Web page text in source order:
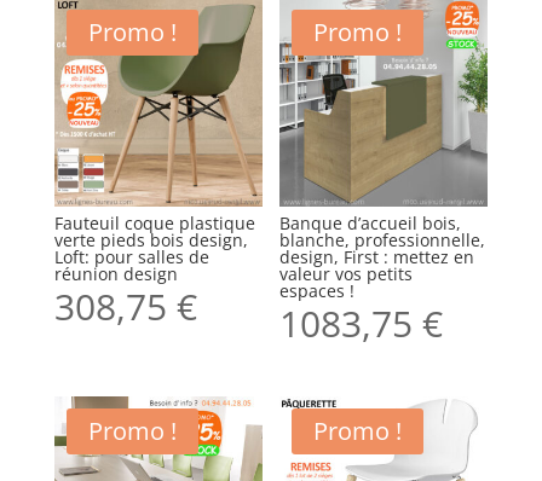
Promo !
Fauteuil coque plastique
verte pieds bois design,
Loft: pour salles de
réunion design
308,75 €
Promo !
Banque d’accueil bois,
blanche, professionnelle,
design, First : mettez en
valeur vos petits
espaces !
1083,75€
Promo ! Promo !